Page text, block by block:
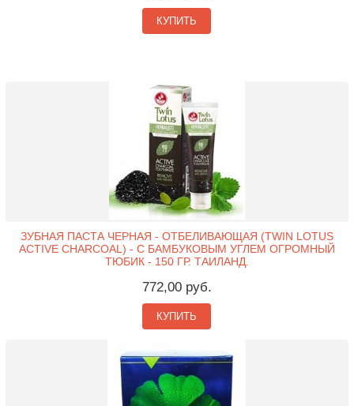
КУПИТЬ
ЗУБНАЯ ПАСТА ЧЕРНАЯ - ОТБЕЛИВАЮЩАЯ (TWIN LOTUS
ACTIVE CHARCOAL) - С БАМБУКОВЫМ УГЛЕМ ОГРОМНЫЙ
ТЮБИК - 150 ГР. ТАИЛАНД.
772,00 руб.
КУПИТЬ